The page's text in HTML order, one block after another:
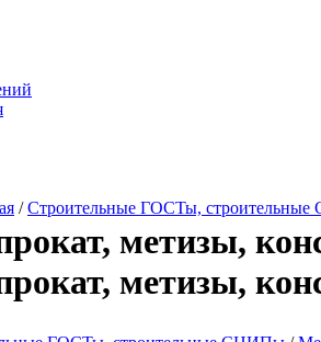
/Строительные ГОСТы,
метизы,
метизы,